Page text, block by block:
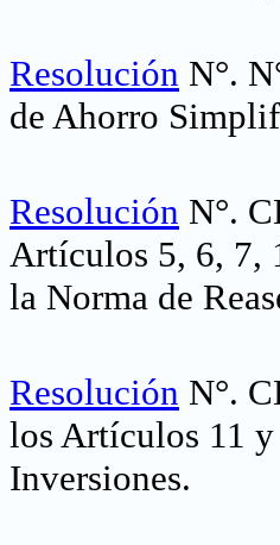
Resolución N°.
de Ahorro
Resolución N°.
Artículos 5, 6, 7,
la Norma de
Resolución N°.
los Artículos 11
Inversiones.